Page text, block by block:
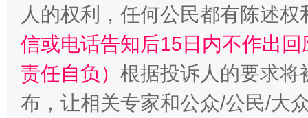
人的权利，任何公民都有陈述
信或电话告知后15日内不作出
责任自负） 根据投诉人的要求将
布，让相关专家和公众/公民/大